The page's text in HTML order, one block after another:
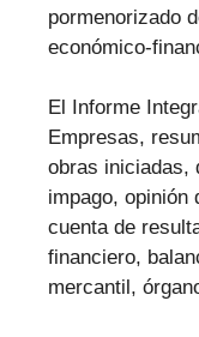
pormenorizado
económico-
El Informe
Empresas,
obras iniciadas,
impago, opinión
cuenta de
financiero,
mercantil,